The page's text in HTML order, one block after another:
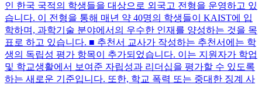
인 한국 국적의 학생들을 대상으로 외국고 전형을 운영하고 있
습니다. 이 전형을 통해 매년 약 40명의 학생들이 KAIST에 입
학하며, 과학기술 분야에서의 우수한 인재를 양성하는 것을 목
표로 하고 있습니다. ■ 추천서 교사가 작성하는 추천서에는 학
생의 독립성 평가 항목이 추가되었습니다. 이는 지원자가 학업
및 학교생활에서 보여준 자립성과 리더십을 평가할 수 있도록
하는 새로운 기준입니다. 또한, 학교 폭력 또는 중대한 징계 사